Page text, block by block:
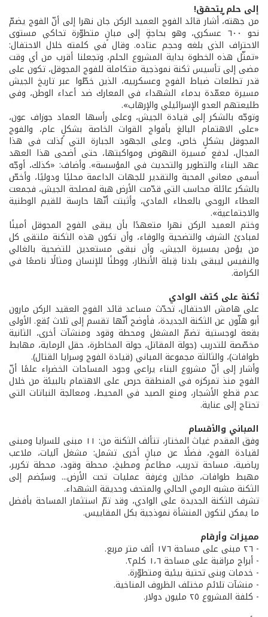
إلى حلم ٍيتحقق!
من جهته، أشار قائد الفوج العميد الركن جان نهرا إلى أنّ الفوج يضمّ
نحو ٦٠٠ عسكري، وهو بحاجةٍ إلى مبانٍ متطوّرة تحاكي مستوى
الاحتراف الذي بلغه وحجم عتاده. وقال في كلمته خلال الاحتفال:
«تمثّل هذه الخطوة بداية المشروع الحلم، وتجعلنا أقرب من أي وقت
مضى إلى تأسيس ثكنة نموذجية متكاملة للفوج المجوقل، تكون على
قدر تطلعات ضباط الفوج وعسكرييه، الذين خطّوا عبر تاريخ الجيش
مسيرة معمّدة بدماء الشهداء في المعارك ضد أعداء الوطن، وفي
طليعتهم العدو الإسرائيلي والإرهاب».
وتوجّه بالشكر إلى قيادة الجيش، وعلى رأسها العماد جوزاف عون،
«على الاهتمام البالغ بأفواج القوات الخاصة بشكلٍ عام، والفوج
المجوقل بشكلٍ خاص، وعلى الجهود الجبارة التي بُذلت في هذا
المجال، لدفع مسيرة النهوض ومواكبتها، حتى أضحى هذا العهد
عهد البناء والتطوير والتحديث في المؤسسة». وأضاف: «كذلك، أوجّه
أسمى معاني المحبة والتقدير للجهات الداعمة محليًا ودوليًا، وأخصّ
بالشكر عائلة محاسب التي قدّمت الأرض هبة لمصلحة الجيش، فجمعت
العطاء الروحي بالعطاء المادي، وأثبتت أنّها حارسة للقيم الوطنية
والاجتماعية».
وختم العميد الركن نهرا متعهدًا بأن يبقى الفوج المجوقل أمينًا
لمبادئ الشرف والتضحية والوفاء، وأن تكون هذه الثكنة ملتقى كل
من يؤمن بمسيرة الجيش، وأن نبقى مستعدين للتضحية بالغالي
والنفيس ليبقى بلدنا قِبلة الأنظار، ووطنًا للإنسان ومثالًا ناصعًا في
الكرامة.
ثكنة على كتف الوادي
على هامش الاحتفال، تحدّث مساعد قائد الفوج العقيد الركن مارون
أبو هلّون عن الثكنة الجديدة، فأوضح أنّها تقسم إلى ثلاث بُقع. الأولى
بقعة لوجستية تضمّ المشغل ومحطة وقود ومنشآت أخرى، الثانية
مخصّصة للتدريب (جولة المقاتل، جولة المخاطرة، حقل الرماية، مهابط
طوافات)، والثالثة مجموعة المباني (قيادة الفوج وسرايا القتال).
وأشار إلى أنّ مشروع البناء يراعي وجود المساحات الخضراء علمًا أنّ
الفوج منذ تمركزه في المنطقة حرص على الاهتمام بالبيئة من خلال
عدم قطع الأشجار، ومنع الصيد في المحيط، ومعالجة النباتات التي
تحتاج إلى عناية.
المباني والأقسام
وفق المقدم غياث المختار، تتألف الثكنة من: ١١ مبنى للسرايا ومبنى
لقيادة الفوج، فضلًا عن مبانٍ أخرى تشمل: مشغل آليات، ملاعب
رياضية، مساحة تدريب، مطاعم ومطبخ، محطة وقود، محطة تكرير،
مهبط طوافات، مخازن وغرفة عمليات تحت الأرض... وسيُضم إلى
الثكنة مشبه الرمي الحالي والمتحف وحديقة الشهداء.
تشرف الثكنة الجديدة على الوادي، وقد تمّ استثمار المساحة بأفضل
ما يمكن لتكون المنشأة نموذجية بكل المقاييس.
مميزات وأرقام
- ٢٦ مبنى على مساحة ١٧٦ ألف متر مربع.
- أبراج مراقبة على مساحة ١،٦ كلم٢.
- خدمات وبنى تحتية بيئية ومتطوّرة.
- منشآت تلائم مختلف الظروف المناخية.
- كلفة المشروع ٢٥ مليون دولار.